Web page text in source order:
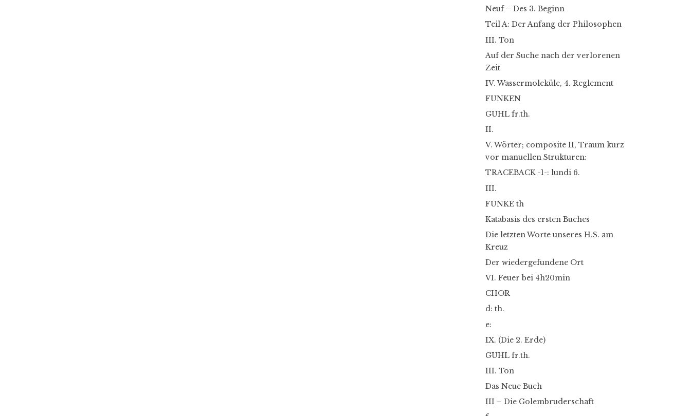
Neuf – Des 3. Beginn
Teil A: Der Anfang der Philosophen
III. Ton
Auf der Suche nach der verlorenen
Zeit
IV. Wassermoleküle, 4. Reglement
FUNKEN
GUHL fr.th.
II.
V. Wörter; composite II, Traum kurz
vor manuellen Strukturen:
TRACEBACK -1-: lundi 6.
III.
FUNKE th
Katabasis des ersten Buches
Die letzten Worte unseres H.S. am
Kreuz
Der wiedergefundene Ort
VI. Feuer bei 4h20min
CHOR
d: th.
e:
IX. (Die 2. Erde)
GUHL fr.th.
III. Ton
Das Neue Buch
III – Die Golembruderschaft